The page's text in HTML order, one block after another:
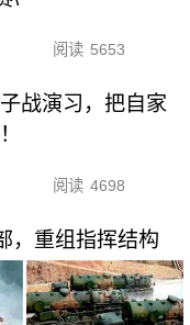
阅读 5653
战演习，把自家
阅读 4698
，重组指挥结构